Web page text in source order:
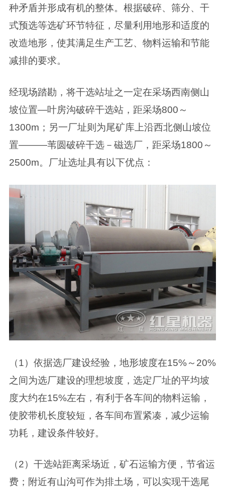
种矛盾并形成有机的整体。根据破碎、筛分、干
式预选等选矿环节特征，尽量利用地形和适度的
改造地形，使其满足生产工艺、物料运输和节能
减排的要求。
经现场踏勘，将干选站址之一定在采场西南侧山
坡位置—叶房沟破碎干选站，距采场800～
1300m；另一厂址则为尾矿库上沿西北侧山坡位
置———苇圆破碎干选－磁选厂，距采场1800～
2500m。厂址选址具有以下优点：
（1）依据选厂建设经验，地形坡度在15%～20%
之间为选厂建设的理想坡度，选定厂址的平均坡
度大约在15%左右，有利于各车间的物料运输，
使胶带机长度较短，各车间布置紧凑，减少运输
功耗，建设条件较好。
（2）干选站距离采场近，矿石运输方便，节省运
费；附近有山沟可作为排土场，可以实现干选尾